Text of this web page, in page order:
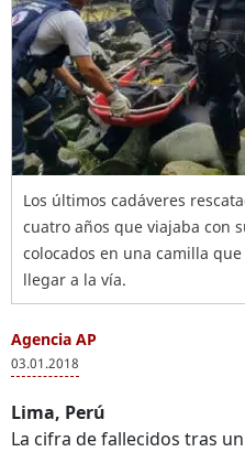
Los últimos cadáveres
cuatro años que viajaba con
colocados en una camilla
llegar a la vía.
Agencia AP
03.01.2018
Lima, Perú
La cifra de fallecidos tras